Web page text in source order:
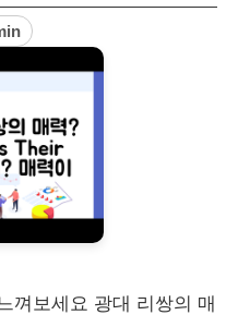
껴보세요 광대 리쌍의 매